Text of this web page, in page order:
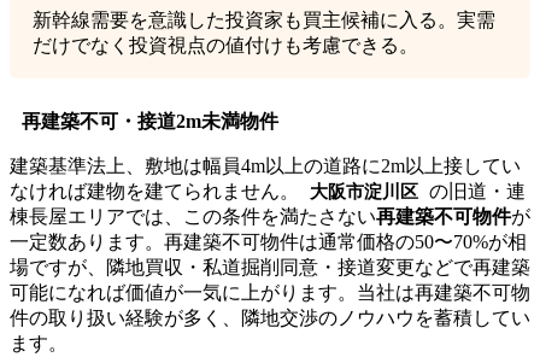
新幹線需要を意識した投資家も買主候補に入る。実需
だけでなく投資視点の値付けも考慮できる。
再建築不可・接道2m未満物件
建築基準法上、敷地は幅員4m以上の道路に2m以上接してい
なければ建物を建てられません。
大阪市淀川区
の旧道・連
棟長屋エリアでは、この条件を満たさない再建築不可物件が
一定数あります。再建築不可物件は通常価格の50〜70%が相
場ですが、隣地買収・私道掘削同意・接道変更などで再建築
可能になれば価値が一気に上がります。当社は再建築不可物
件の取り扱い経験が多く、隣地交渉のノウハウを蓄積してい
ます。